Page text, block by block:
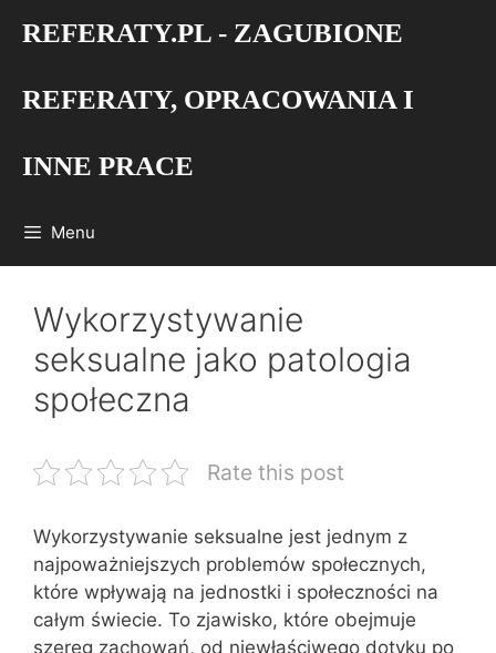
REFERATY.PL - ZAGUBIONE
REFERATY, OPRACOWANIA I
INNE PRACE
Menu
Wykorzystywanie
seksualne jako patologia
społeczna
Rate this post
Wykorzystywanie seksualne jest jednym z
najpoważniejszych problemów społecznych,
które wpływają na jednostki i społeczności na
całym świecie. To zjawisko, które obejmuje
szereg zachowań, od niewłaściwego dotyku po